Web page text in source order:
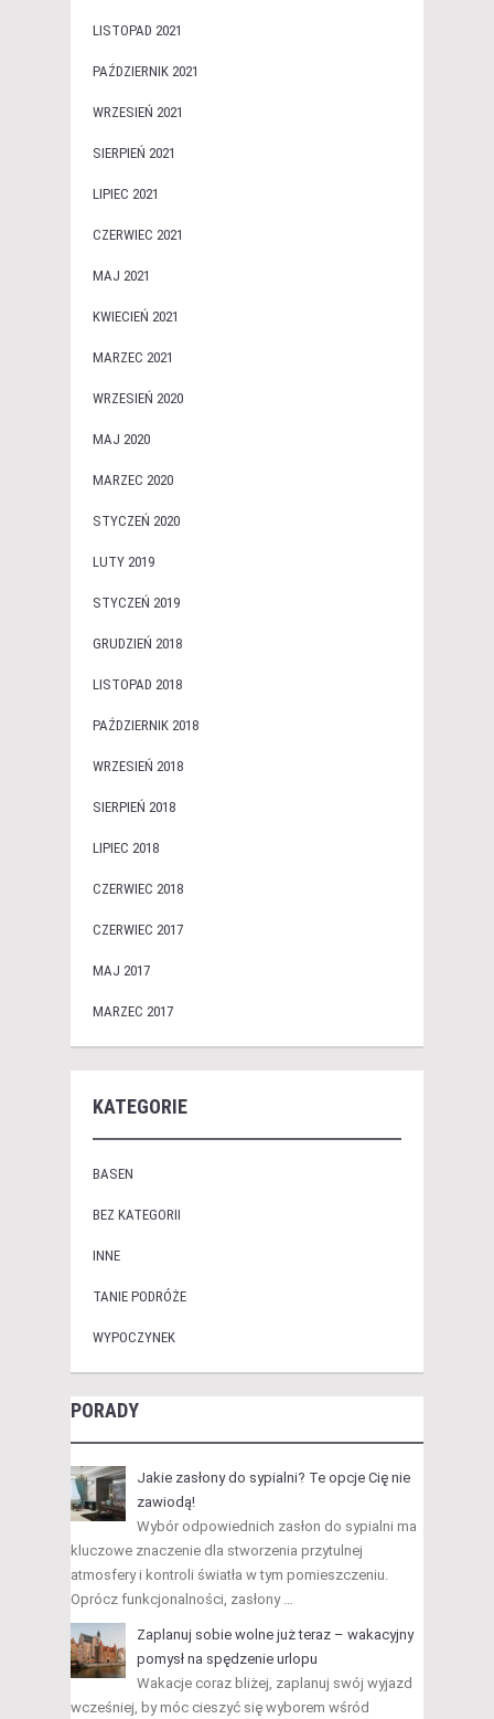
LISTOPAD 2021
PAŹDZIERNIK 2021
WRZESIEŃ 2021
SIERPIEŃ 2021
LIPIEC 2021
CZERWIEC 2021
MAJ 2021
KWIECIEŃ 2021
MARZEC 2021
WRZESIEŃ 2020
MAJ 2020
MARZEC 2020
STYCZEŃ 2020
LUTY 2019
STYCZEŃ 2019
GRUDZIEŃ 2018
LISTOPAD 2018
PAŹDZIERNIK 2018
WRZESIEŃ 2018
SIERPIEŃ 2018
LIPIEC 2018
CZERWIEC 2018
CZERWIEC 2017
MAJ 2017
MARZEC 2017
KATEGORIE
BASEN
BEZ KATEGORII
INNE
TANIE PODRÓŻE
WYPOCZYNEK
PORADY
Jakie zasłony do sypialni? Te opcje Cię nie
zawiodą!
Wybór odpowiednich zasłon do sypialni ma
kluczowe znaczenie dla stworzenia przytulnej
atmosfery i kontroli światła w tym pomieszczeniu.
Oprócz funkcjonalności, zasłony …
Zaplanuj sobie wolne już teraz – wakacyjny
pomysł na spędzenie urlopu
Wakacje coraz bliżej, zaplanuj swój wyjazd
wcześniej, by móc cieszyć się wyborem wśród